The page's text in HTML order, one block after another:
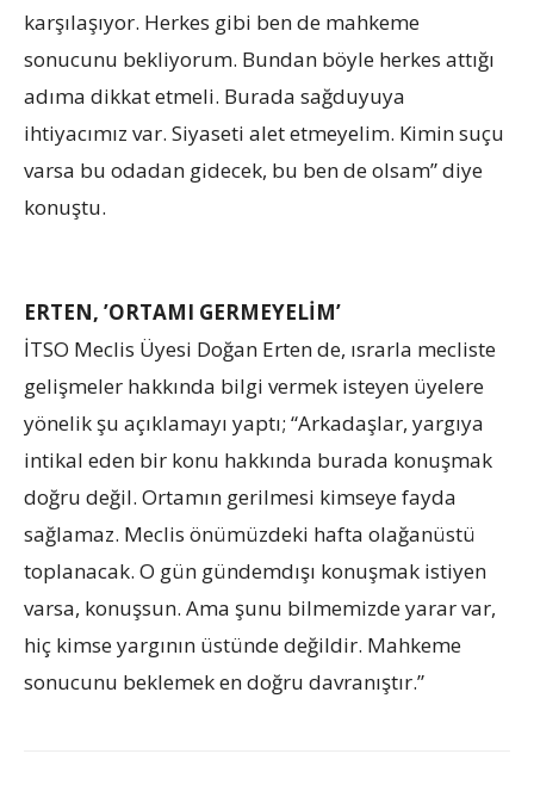
karşılaşıyor. Herkes gibi ben de mahkeme
sonucunu bekliyorum. Bundan böyle herkes attığı
adıma dikkat etmeli. Burada sağduyuya
ihtiyacımız var. Siyaseti alet etmeyelim. Kimin suçu
varsa bu odadan gidecek, bu ben de olsam” diye
konuştu.
ERTEN, ’ORTAMI GERMEYELİM’
İTSO Meclis Üyesi Doğan Erten de, ısrarla mecliste
gelişmeler hakkında bilgi vermek isteyen üyelere
yönelik şu açıklamayı yaptı; “Arkadaşlar, yargıya
intikal eden bir konu hakkında burada konuşmak
doğru değil. Ortamın gerilmesi kimseye fayda
sağlamaz. Meclis önümüzdeki hafta olağanüstü
toplanacak. O gün gündemdışı konuşmak istiyen
varsa, konuşsun. Ama şunu bilmemizde yarar var,
hiç kimse yargının üstünde değildir. Mahkeme
sonucunu beklemek en doğru davranıştır.”